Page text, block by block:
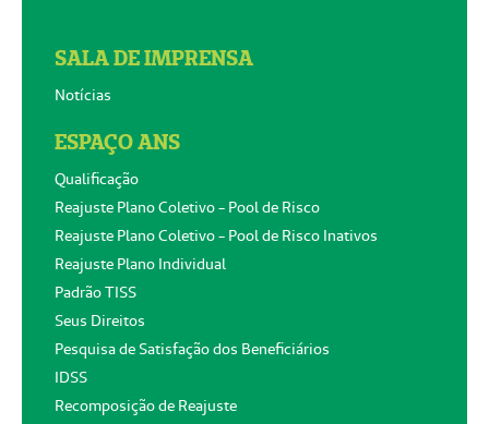
SALA DE IMPRENSA
Notícias
ESPAÇO ANS
Qualificação
Reajuste Plano Coletivo - Pool de Risco
Reajuste Plano Coletivo - Pool de Risco Inativos
Reajuste Plano Individual
Padrão TISS
Seus Direitos
Pesquisa de Satisfação dos Beneficiários
IDSS
Recomposição de Reajuste